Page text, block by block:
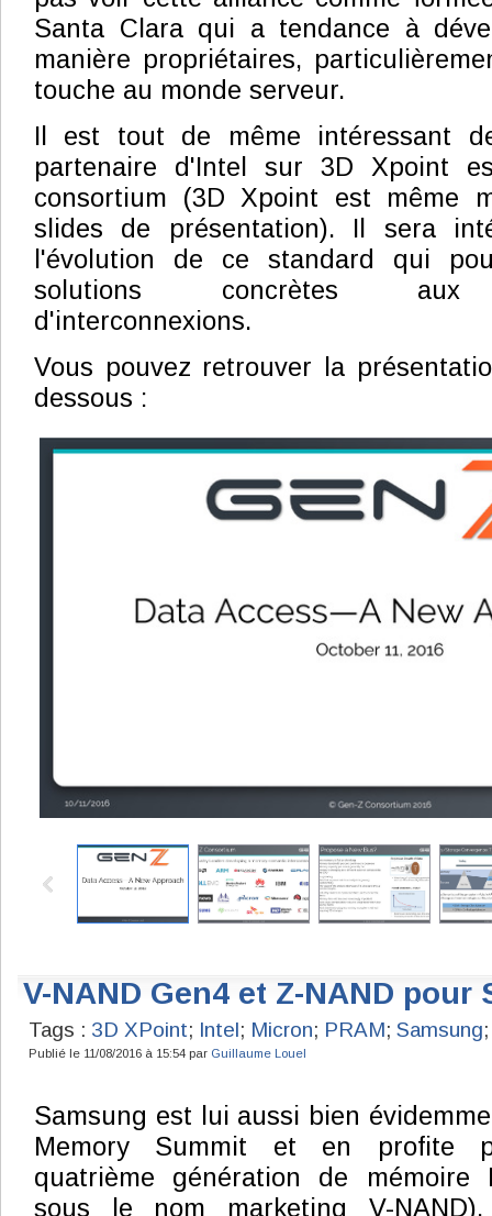
Santa Clara qui a tendance à
manière propriétaires,
touche au monde serveur.
Il est tout de même intéressant
partenaire d'Intel sur 3D Xpoint
consortium (3D Xpoint est même
slides de présentation). Il sera
l'évolution de ce standard qui
solutions concrètes aux
d'interconnexions.
Vous pouvez retrouver la
dessous :
V-NAND Gen4 et Z-NAND pour
Tags : 3D XPoint; Intel; Micron; PRAM; Samsung
Publié le 11/08/2016 à 15:54 par Guillaume Louel
Samsung est lui aussi bien
Memory Summit et en profite
quatrième génération de mémoire
sous le nom marketing V-